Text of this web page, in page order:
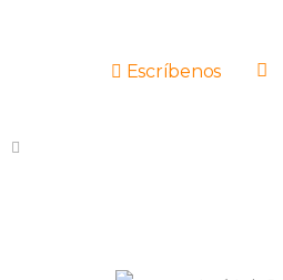
Escríbenos